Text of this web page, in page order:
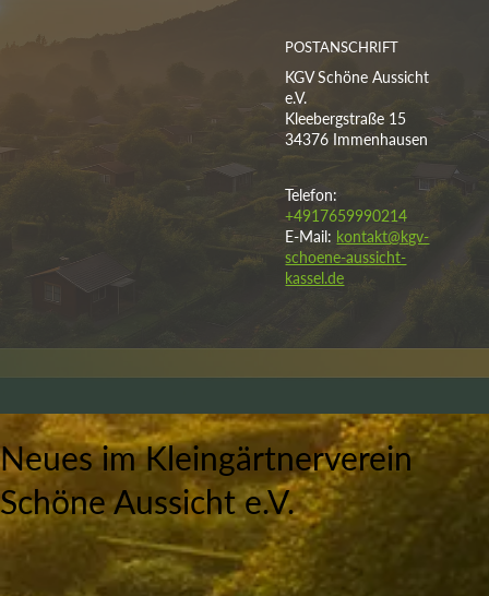
POSTANSCHRIFT
KGV Schöne Aussicht
e.V.
Kleebergstraße 15
34376 Immenhausen
Telefon:
+4917659990214
E-Mail: kontakt@kgv-
schoene-aussicht-
kassel.de
Neues im Kleingärtnerverein
Schöne Aussicht e.V.